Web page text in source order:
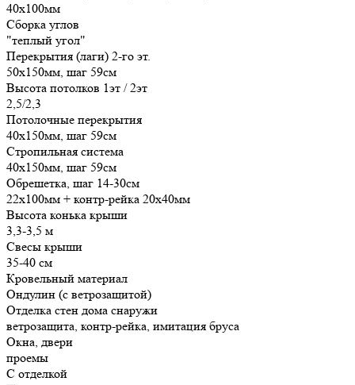
40х100мм
Сборка углов
"теплый угол"
Перекрытия (лаги) 2-го эт.
50х150мм, шаг 59см
Высота потолков 1эт / 2эт
2,5/2,3
Потолочные перекрытия
40х150мм, шаг 59см
Стропильная система
40х150мм, шаг 59см
Обрешетка, шаг 14-30см
22х100мм + контр-рейка 20х40мм
Высота конька крыши
3,3-3,5 м
Свесы крыши
35-40 см
Кровельный материал
Ондулин (с ветрозащитой)
Отделка стен дома снаружи
ветрозащита, контр-рейка, имитация бруса
Окна, двери
проемы
С отделкой